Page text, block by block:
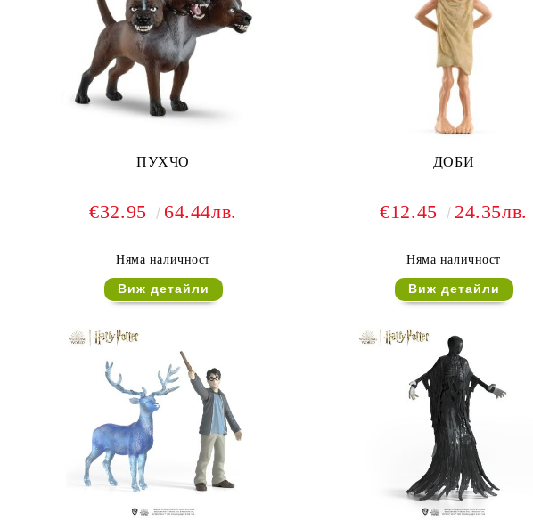
ПУХЧО
€32.95 64.44лв.
Няма наличност
Виж детайли
ДОБИ
€12.45 24.35лв.
Няма наличност
Виж детайли